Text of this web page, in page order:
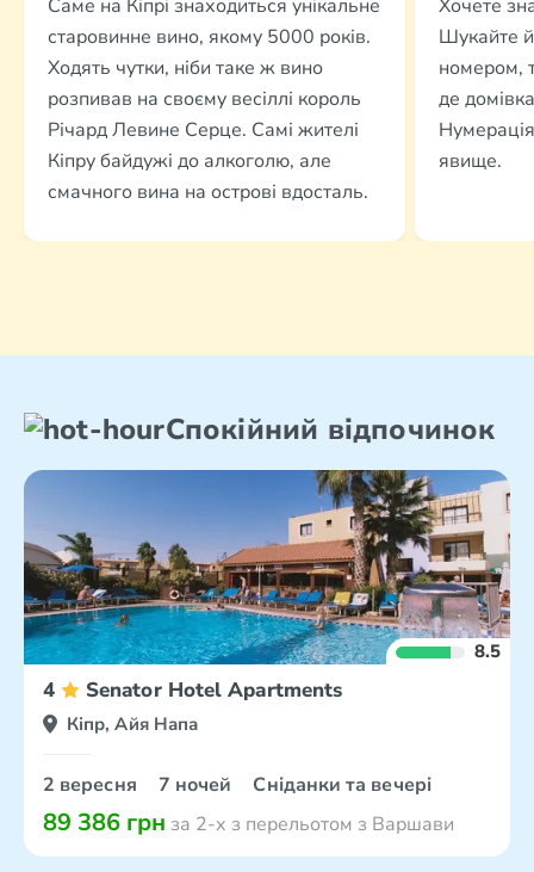
Саме на Кіпрі знаходиться унікальне
старовинне вино, якому 5000 років.
Ходять чутки, ніби таке ж вино
розпивав на своєму весіллі король
Річард Левине Серце. Самі жителі
Кіпру байдужі до алкоголю, але
смачного вина на острові вдосталь.
Хочете
Шукайте
номером,
де
явище.
Спокійний відпочинок
8.5
4 Senator Hotel Apartments
Кіпр, Айя Напа
2 вересня 7 ночей Сніданки та вечері
89 386 грн за 2-х з перельотом з Варшави